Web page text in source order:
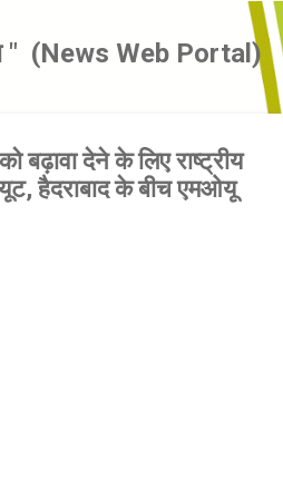
" ​ (News Web Portal)
बढ़ावा देने के लिए राष्ट्रीय
हैदराबाद के बीच एमओयू